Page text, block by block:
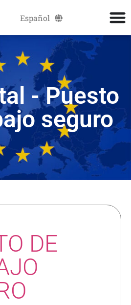
Español
Català
- Puesto
seguro
DE